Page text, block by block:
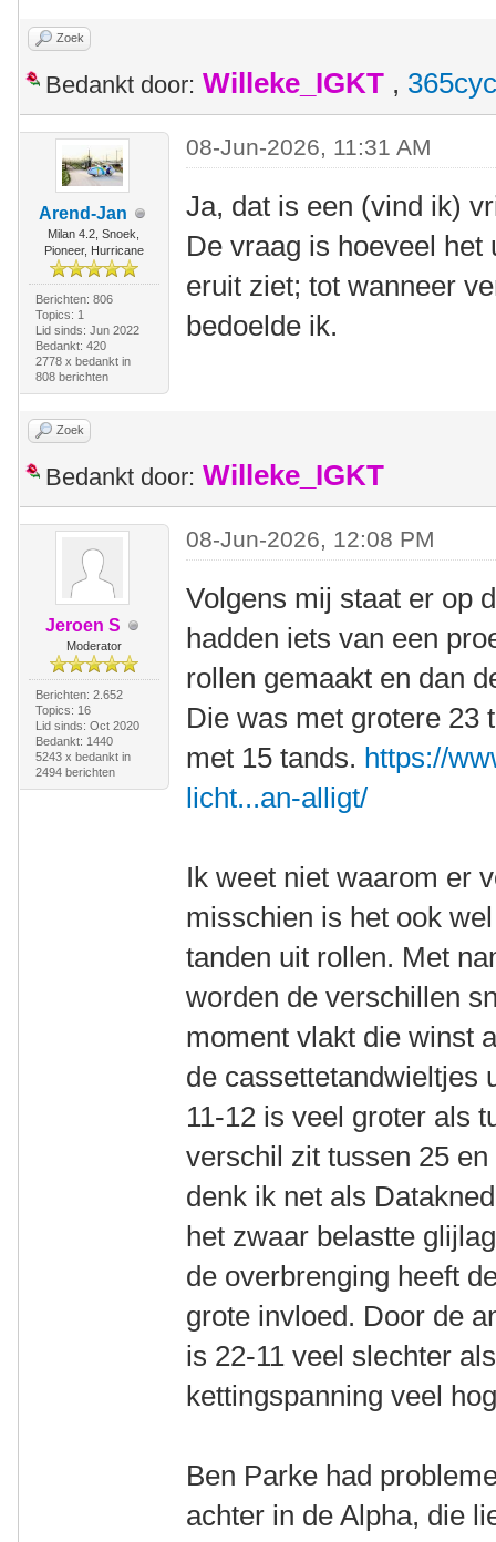
Zoek
Bedankt door: Willeke_IGKT ,
Arend-Jan
Milan 4.2, Snoek,
Pioneer, Hurricane
Berichten: 806
Topics: 1
Lid sinds: Jun 2022
Bedankt: 420
2778 x bedankt in
808 berichten
08-Jun-2026, 11:31 AM
Ja, dat is een (vind ik)
De vraag is hoeveel
eruit ziet; tot wanneer
bedoelde ik.
Zoek
Bedankt door: Willeke_IGKT
Jeroen S
Moderator
Berichten: 2.652
Topics: 16
Lid sinds: Oct 2020
Bedankt: 1440
5243 x bedankt in
2494 berichten
08-Jun-2026, 12:08 PM
Volgens mij staat er op
hadden iets van een
rollen gemaakt en dan
Die was met grotere 23
met 15 tands. https://
licht...an-alligt/
Ik weet niet waarom er
misschien is het ook
tanden uit rollen. Met
worden de verschillen
moment vlakt die winst
de cassettetandwieltjes
11-12 is veel groter als
verschil zit tussen 25
denk ik net als
het zwaar belastte
de overbrenging heeft
grote invloed. Door de
is 22-11 veel slechter
kettingspanning veel
Ben Parke had
achter in de Alpha, die